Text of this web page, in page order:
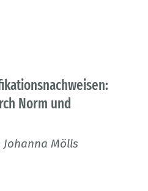
Norm und
Johanna Mölls